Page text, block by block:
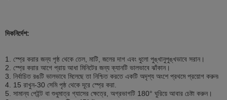
দিকনির্দেশ:
1. স্প্রে করার জন্য পৃষ্ঠ থেকে তেল, মাটি, জলের দাগ এবং ধুলো পুঙ্খানুপুঙ্খভাবে সরান।
2. স্প্রে করার আগে প্রায় আধা মিনিটের জন্য ক্যানটি ভালভাবে ঝাঁকান।
3. নির্বাচিত রঙটি ভালভাবে মিলেছে তা নিশ্চিত করতে একটি অদৃশ্য অংশে প্রথমে প্রয়োগ করুন৷
4. 15 রাখুন-30 সেমিপৃষ্ঠ থেকে দূরে স্প্রে করা.
5. সামান্য পেইন্ট বা শুধুমাত্র গ্যাসের ক্ষেত্রে, অগ্রভাগটি 180° ঘুরিয়ে আবার চেষ্টা করুন।